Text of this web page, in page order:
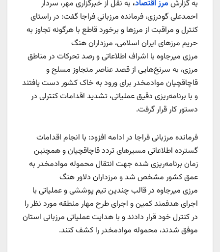
به گزارش مرز اقتصاد، به نقل از خبرگزاری مهر، سردار
احمدعلی گودرزی، فرمانده مرزبانی فراجا گفت: در راستای
کنترل و مراقبت از مرزها و برخورد قاطع با هرگونه تجاوز به
حریم مرزهای ایران اسلامی، مرزداران هنگ
مرزی میرجاوه با اشراف اطلاعاتی و رصد تحرکات در مناطق
مرزی، به سرنخ‌هایی از قصد عناصر متجاوز مسلح و
قاچاقچیان موادمخدر برای ورود به خاک کشور دست یافتند
و با برنامه‌ریزی دقیق عملیاتی، تشدید اقدامات کنترلی در
دستور کار قرار گرفت.
فرمانده مرزبانی فراجا در ادامه افزود: با انجام اقدامات
گسترده اطلاعاتی مسیرهای تردد قاچاقچیان و همچنین
زمان برنامه‌ریزی شده جهت انتقال محموله موادمخدر به
عمق کشور مشخص شد و مرزداران دلاور هنگ
مرزی میرجاوه در قالب چندین تیم پوششی و عملیاتی با
اجرای هدفمند کمین و اجرای طرح مهار منطقه مورد نظر را
در کنترل خود قرار دادند و با هدایت عملیاتی مرزبانی استان
موفق شدند، محموله موادمخدر را کشف کنند.